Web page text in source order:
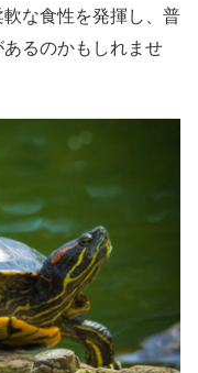
な食性を発揮し、普
るのかもしれませ